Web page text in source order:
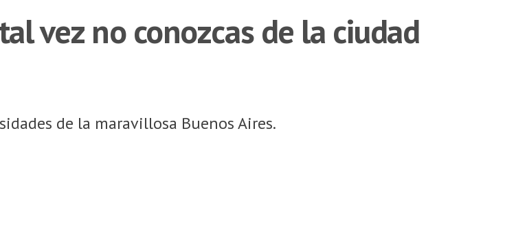
vez no conozcas de la ciudad
de la maravillosa Buenos Aires.